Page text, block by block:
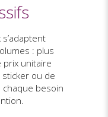
: plus
prix unitaire
sticker ou de
chaque besoin